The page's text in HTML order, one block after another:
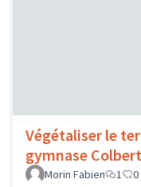
Végétaliser le
gymnase Colbert
Morin Fabien
1 0